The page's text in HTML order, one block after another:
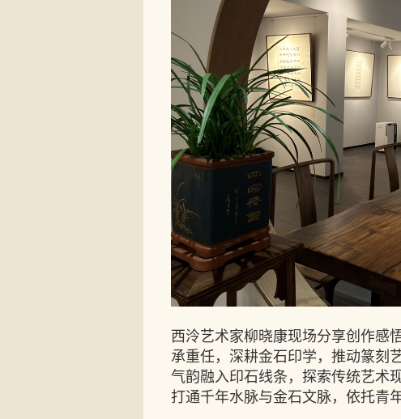
西泠艺术家柳晓康现场分享创作感
承重任，深耕金石印学，推动篆刻
气韵融入印石线条，探索传统艺术
打通千年水脉与金石文脉，依托青